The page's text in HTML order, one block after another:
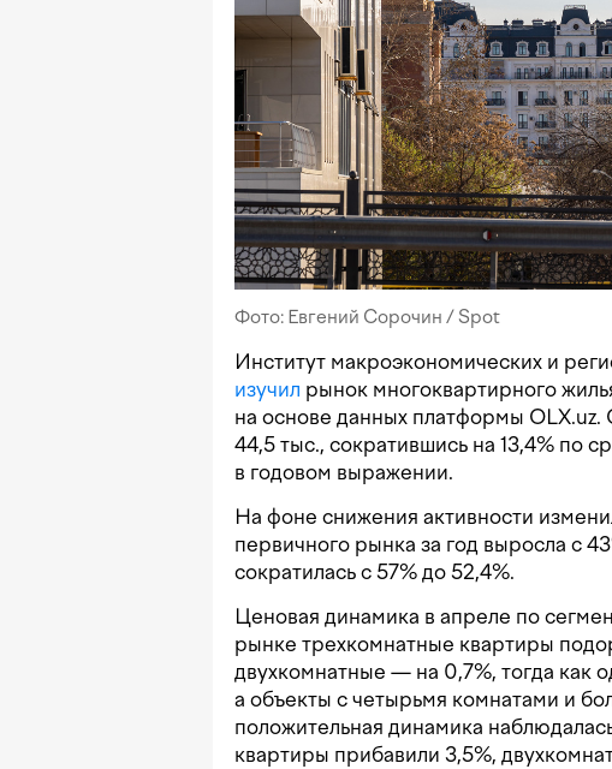
Фото: Евгений Сорочин / Spot
Институт макроэкономических и
изучил рынок многоквартирного
на основе данных платформы
44,5 тыс., сократившись на 13,4% по
в годовом выражении.
На фоне снижения активности
первичного рынка за год выросла с
сократилась с 57% до 52,4%.
Ценовая динамика в апреле по
рынке трехкомнатные квартиры
двухкомнатные — на 0,7%, тогда как
а объекты с четырьмя комнатами и
положительная динамика
квартиры прибавили 3,5%,